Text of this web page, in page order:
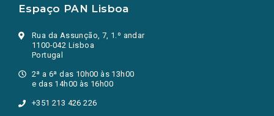
Espaço PAN Lisboa
Rua da Assunção, 7, 1.º andar
1100-042 Lisboa
Portugal
2ª a 6ª das 10h00 às 13h00
e das 14h00 às 16h00
+351 213 426 226